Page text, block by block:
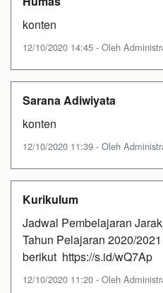
konten
12/10/2020 14:45 - Oleh
Sarana Adiwiyata
konten
12/10/2020 11:39 - Oleh
Kurikulum
Jadwal Pembelajaran
Tahun Pelajaran 2020/
berikut https://s.id/wQ7Ap
12/10/2020 11:20 - Oleh